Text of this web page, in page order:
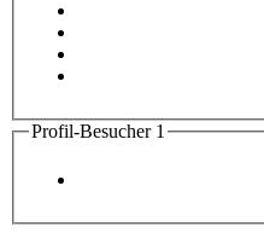
Profil-Besucher 1